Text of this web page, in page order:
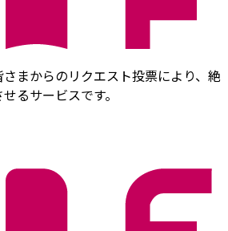
まからのリクエスト投票により、絶
るサービスです。